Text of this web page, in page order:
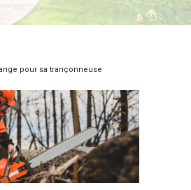
pour sa trançonneuse